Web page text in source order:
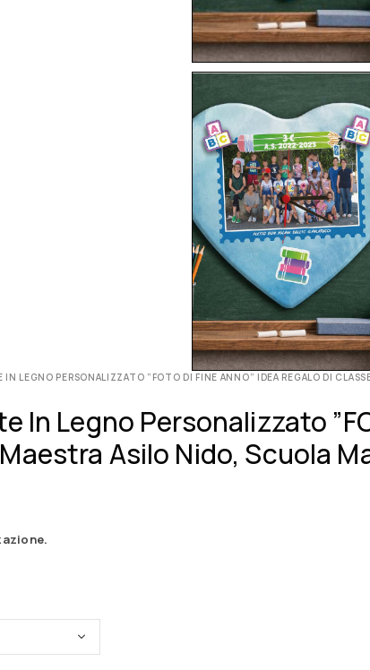
IN LEGNO PERSONALIZZATO ”FOTO DI FINE ANNO” IDEA REGALO DI
In Legno Personalizzato
Asilo Nido, Scuola